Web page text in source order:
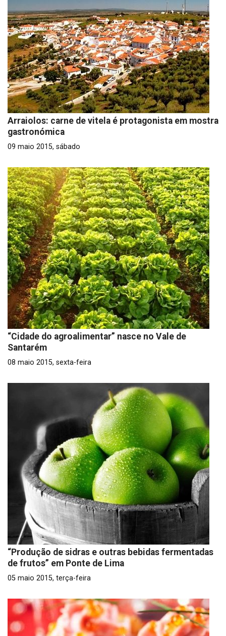
Arraiolos: carne de vitela é protagonista em mostra
gastronómica
09 maio 2015, sábado
“Cidade do agroalimentar” nasce no Vale de
Santarém
08 maio 2015, sexta-feira
“Produção de sidras e outras bebidas fermentadas
de frutos” em Ponte de Lima
05 maio 2015, terça-feira